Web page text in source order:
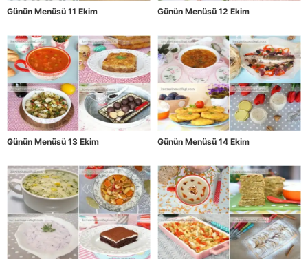
Günün Menüsü 11 Ekim Günün Menüsü 12 Ekim
Günün Menüsü 13 Ekim Günün Menüsü 14 Ekim